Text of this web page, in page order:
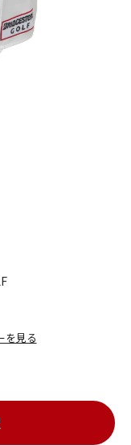
を見る